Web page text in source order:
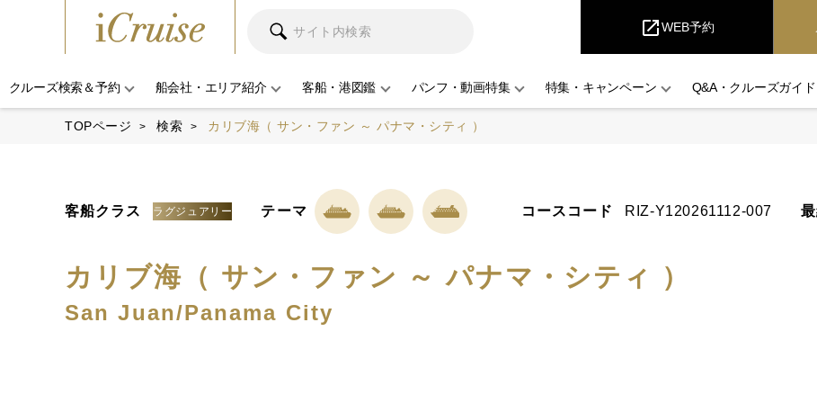
open_in_newWEB予約
クルーズ検索＆予約 船会社・エリア紹介 客船・港図鑑 パンフ・動画特集 特集・キャンペーン Q&A・クルーズガイド
TOPページ 検索 カリブ海（ サン・ファン ～ パナマ・シティ ）
客船クラス ラグジュアリー テーマ コースコード RIZ-Y120261112-007
カリブ海（ サン・ファン ～ パナマ・シティ ）
San Juan/Panama City